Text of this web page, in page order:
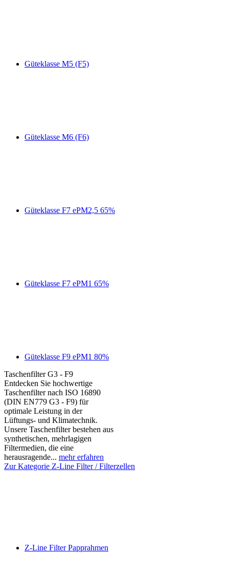
Güteklasse M5 (F5)
Güteklasse M6 (F6)
Güteklasse F7 ePM2,5 65%
Güteklasse F7 ePM1 65%
Güteklasse F9 ePM1 80%
Taschenfilter G3 - F9
Entdecken Sie hochwertige
Taschenfilter nach ISO 16890
(DIN EN779 G3 - F9) für
optimale Leistung in der
Lüftungs- und Klimatechnik.
Unsere Taschenfilter bestehen aus
synthetischen, mehrlagigen
Filtermedien, die eine
herausragende... mehr erfahren
Zur Kategorie Z-Line Filter / Filterzellen
Z-Line Filter Papprahmen